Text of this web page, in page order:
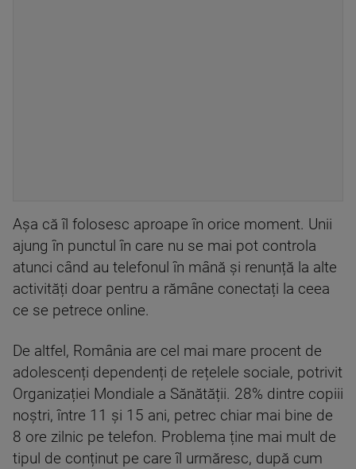
Așa că îl folosesc aproape în orice moment. Unii
ajung în punctul în care nu se mai pot controla
atunci când au telefonul în mână și renunță la alte
activități doar pentru a rămâne conectați la ceea
ce se petrece online.
De altfel, România are cel mai mare procent de
adolescenți dependenți de rețelele sociale, potrivit
Organizației Mondiale a Sănătății. 28% dintre copiii
noștri, între 11 și 15 ani, petrec chiar mai bine de
8 ore zilnic pe telefon. Problema ține mai mult de
tipul de conținut pe care îl urmăresc, după cum